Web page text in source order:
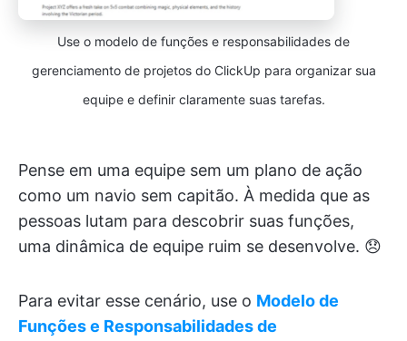
Use o modelo de funções e responsabilidades de
gerenciamento de projetos do ClickUp para organizar sua
equipe e definir claramente suas tarefas.
Pense em uma equipe sem um plano de ação
como um navio sem capitão. À medida que as
pessoas lutam para descobrir suas funções,
uma dinâmica de equipe ruim se desenvolve. 😞
Para evitar esse cenário, use o Modelo de
Funções e Responsabilidades de